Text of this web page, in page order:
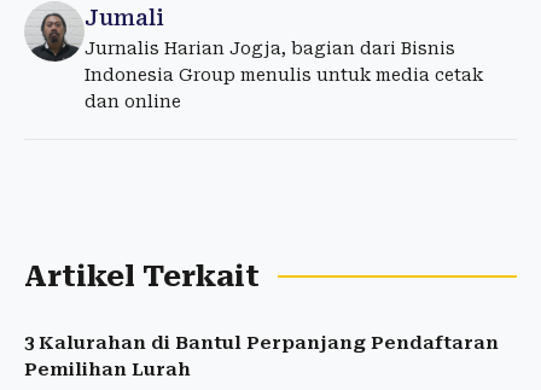
Jumali
Jurnalis Harian Jogja, bagian dari Bisnis
Indonesia Group menulis untuk media cetak
dan online
Artikel Terkait
3 Kalurahan di Bantul Perpanjang Pendaftaran
Pemilihan Lurah